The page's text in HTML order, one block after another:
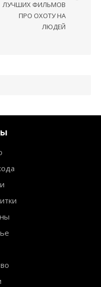
ЛУЧШИХ ФИЛЬМОВ
ПРО ОХОТУ НА
ЛЮДЕЙ